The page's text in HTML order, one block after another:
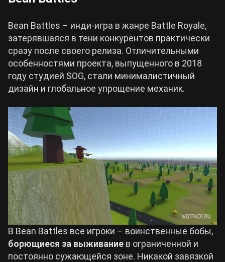
Bean Battles – инди-игра в жанре Battle Royale,
затерявшаяся в тени конкурентов практически
сразу после своего релиза. Отличительными
особенностями проекта, выпущенного в 2018
году студией SOG, стали минималистичный
дизайн и глобальное упрощение механик.
В Bean Battles все игроки – воинственные бобы,
борющиеся за выживание в ограниченной и
постоянно сужающейся зоне. Никакой завязкой